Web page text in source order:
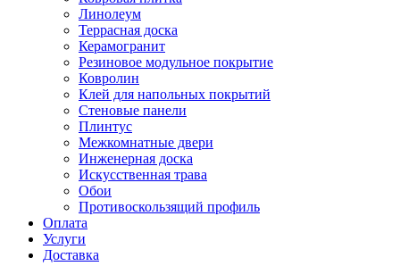
Линолеум
Террасная доска
Керамогранит
Резиновое модульное покрытие
Ковролин
Клей для напольных покрытий
Стеновые панели
Плинтус
Межкомнатные двери
Инженерная доска
Искусственная трава
Обои
Противоскользящий профиль
Оплата
Услуги
Доставка